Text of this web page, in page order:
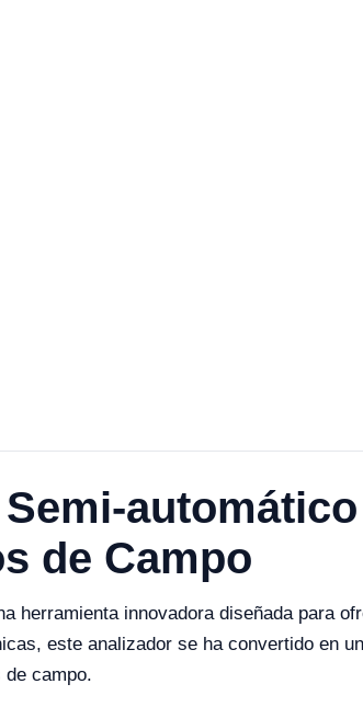
automático
de Campo
herramienta innovadora diseñada para
este analizador se ha convertido en
campo.